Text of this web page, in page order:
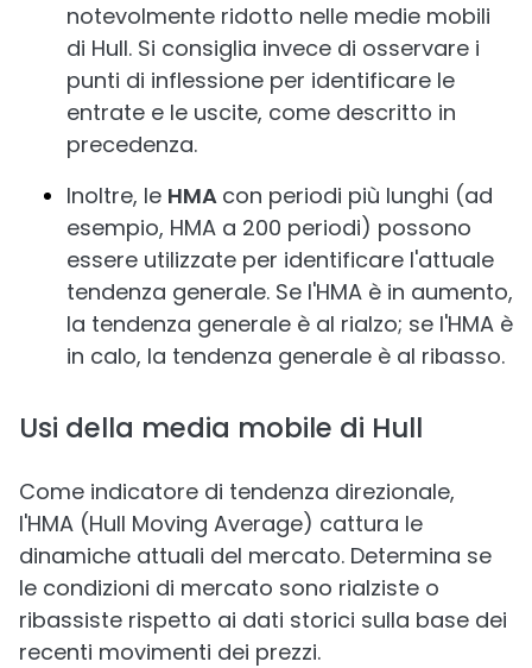
notevolmente ridotto nelle medie mobili
di Hull. Si consiglia invece di osservare i
punti di inflessione per identificare le
entrate e le uscite, come descritto in
precedenza.
Inoltre, le HMA con periodi più lunghi (ad
esempio, HMA a 200 periodi) possono
essere utilizzate per identificare l'attuale
tendenza generale. Se l'HMA è in aumento,
la tendenza generale è al rialzo; se l'HMA è
in calo, la tendenza generale è al ribasso.
Usi della media mobile di Hull
Come indicatore di tendenza direzionale,
l'HMA (Hull Moving Average) cattura le
dinamiche attuali del mercato. Determina se
le condizioni di mercato sono rialziste o
ribassiste rispetto ai dati storici sulla base dei
recenti movimenti dei prezzi.